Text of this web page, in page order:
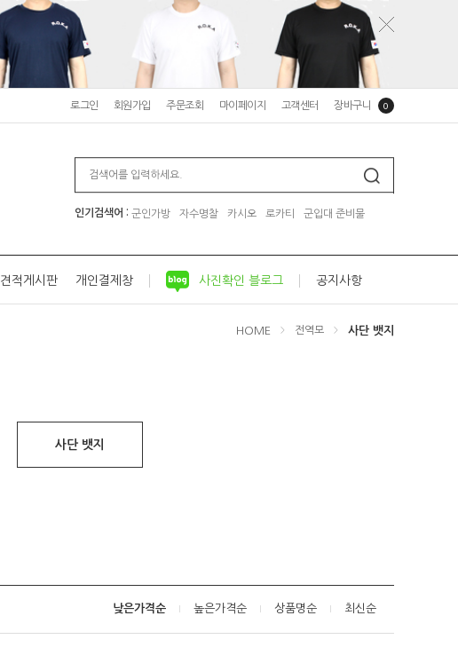
로그인 회원가입 주문조회 마이페이지 고객센터 장바구니 0
인기검색어 : 군인가방 자수명찰 카시오 로카티 군입대 준비물
견적게시판 개인결제창 사진확인 블로그 공지사항
HOME > 전역모 > 사단 뱃지
사단 뱃지
낮은가격순 높은가격순 상품명순 최신순